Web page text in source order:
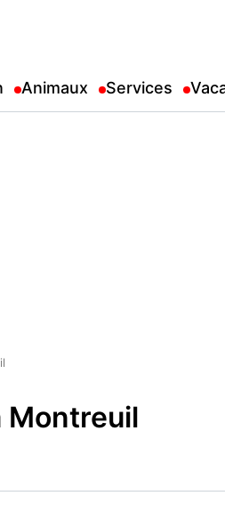
Animaux Services
Montreuil